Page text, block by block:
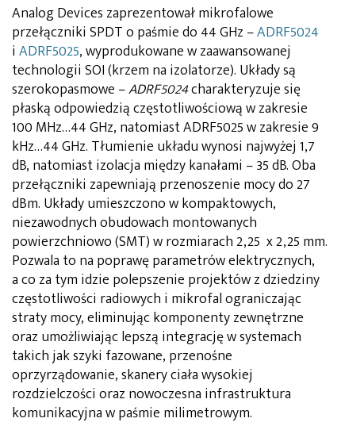
Analog Devices zaprezentował mikrofalowe
przełączniki SPDT o paśmie do 44 GHz –ADRF5024
i ADRF5025, wyprodukowane w zaawansowanej
technologii SOI (krzem na izolatorze). Układy są
szerokopasmowe –ADRF5024charakteryzuje się
płaską odpowiedzią częstotliwościową w zakresie
100 MHz…44 GHz, natomiast ADRF5025 w zakresie 9
kHz…44 GHz. Tłumienie układu wynosi najwyżej 1,7
dB, natomiast izolacja między kanałami – 35 dB. Oba
przełączniki zapewniają przenoszenie mocy do 27
dBm. Układy umieszczono w kompaktowych,
niezawodnych obudowach montowanych
powierzchniowo (SMT) w rozmiarach 2,25 x 2,25 mm.
Pozwala to na poprawę parametrów elektrycznych,
a co za tym idzie polepszenie projektów z dziedziny
częstotliwości radiowych i mikrofal ograniczając
straty mocy, eliminując komponenty zewnętrzne
oraz umożliwiając lepszą integrację w systemach
takich jak szyki fazowane, przenośne
oprzyrządowanie, skanery ciała wysokiej
rozdzielczości oraz nowoczesna infrastruktura
komunikacyjna w paśmie milimetrowym.